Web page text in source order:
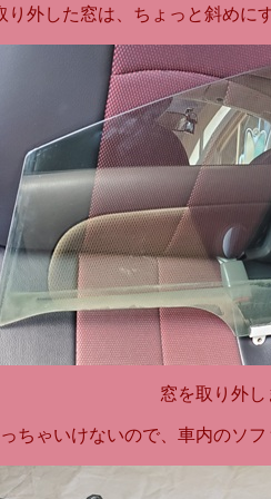
り外した窓は、ちょっと斜めに
窓を取り外し
ちゃいけないので、車内のソ